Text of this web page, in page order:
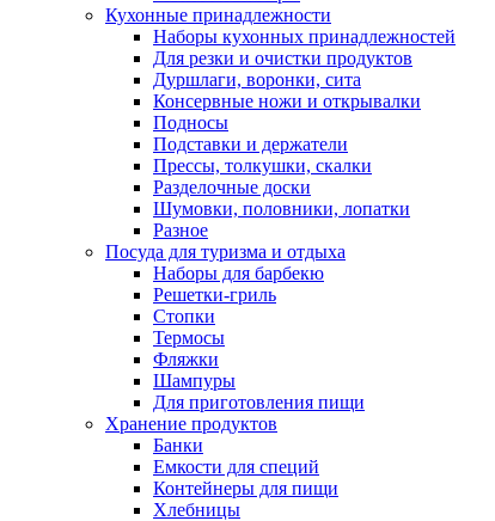
Кухонные принадлежности
Наборы кухонных принадлежностей
Для резки и очистки продуктов
Дуршлаги, воронки, сита
Консервные ножи и открывалки
Подносы
Подставки и держатели
Прессы, толкушки, скалки
Разделочные доски
Шумовки, половники, лопатки
Разное
Посуда для туризма и отдыха
Наборы для барбекю
Решетки-гриль
Стопки
Термосы
Фляжки
Шампуры
Для приготовления пищи
Хранение продуктов
Банки
Емкости для специй
Контейнеры для пищи
Хлебницы